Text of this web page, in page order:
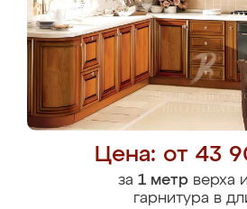
Цена: от 43
за 1 метрверха
гарнитура в